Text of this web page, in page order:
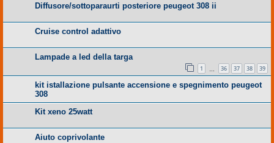
Diffusore/sottoparaurti posteriore peugeot 308 ii
Cruise control adattivo
Lampade a led della targa
1 36 37 38 39
kit istallazione pulsante accensione e spegnimento peugeot
308
Kit xeno 25watt
Aiuto coprivolante